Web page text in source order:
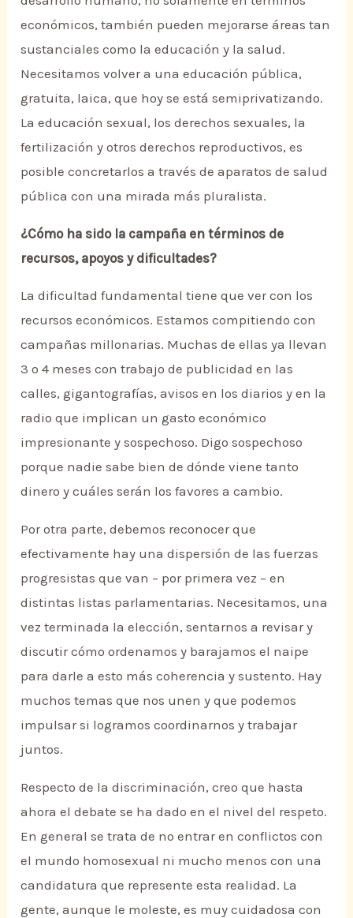
económicos, también pueden mejorarse áreas tan
sustanciales como la educación y la salud.
Necesitamos volver a una educación pública,
gratuita, laica, que hoy se está semiprivatizando.
La educación sexual, los derechos sexuales, la
fertilización y otros derechos reproductivos, es
posible concretarlos a través de aparatos de salud
pública con una mirada más pluralista.
¿Cómo ha sido la campaña en términos de
recursos, apoyos y dificultades?
La dificultad fundamental tiene que ver con los
recursos económicos. Estamos compitiendo con
campañas millonarias. Muchas de ellas ya llevan
3 o 4 meses con trabajo de publicidad en las
calles, gigantografías, avisos en los diarios y en la
radio que implican un gasto económico
impresionante y sospechoso. Digo sospechoso
porque nadie sabe bien de dónde viene tanto
dinero y cuáles serán los favores a cambio.
Por otra parte, debemos reconocer que
efectivamente hay una dispersión de las fuerzas
progresistas que van – por primera vez – en
distintas listas parlamentarias. Necesitamos, una
vez terminada la elección, sentarnos a revisar y
discutir cómo ordenamos y barajamos el naipe
para darle a esto más coherencia y sustento. Hay
muchos temas que nos unen y que podemos
impulsar si logramos coordinarnos y trabajar
juntos.
Respecto de la discriminación, creo que hasta
ahora el debate se ha dado en el nivel del respeto.
En general se trata de no entrar en conflictos con
el mundo homosexual ni mucho menos con una
candidatura que represente esta realidad. La
gente, aunque le moleste, es muy cuidadosa con